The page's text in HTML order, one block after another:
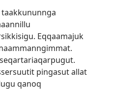
Eqqaamajuk
pingasut allat
qanoq